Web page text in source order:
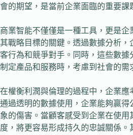
會的期望，是當前企業面臨的重要課
商業智能不僅僅是一種工具，更是
其戰略目標的關鍵。透過數據分析，
客行為和競爭對手。同時，這些數據
制定產品和服務時，考慮到社會的需
在權衡利潤與倫理的過程中，企業應
通過透明的數據使用，企業能夠贏
象的傷害。當顧客感受到企業在使
度，將更容易形成持久的忠誠關係